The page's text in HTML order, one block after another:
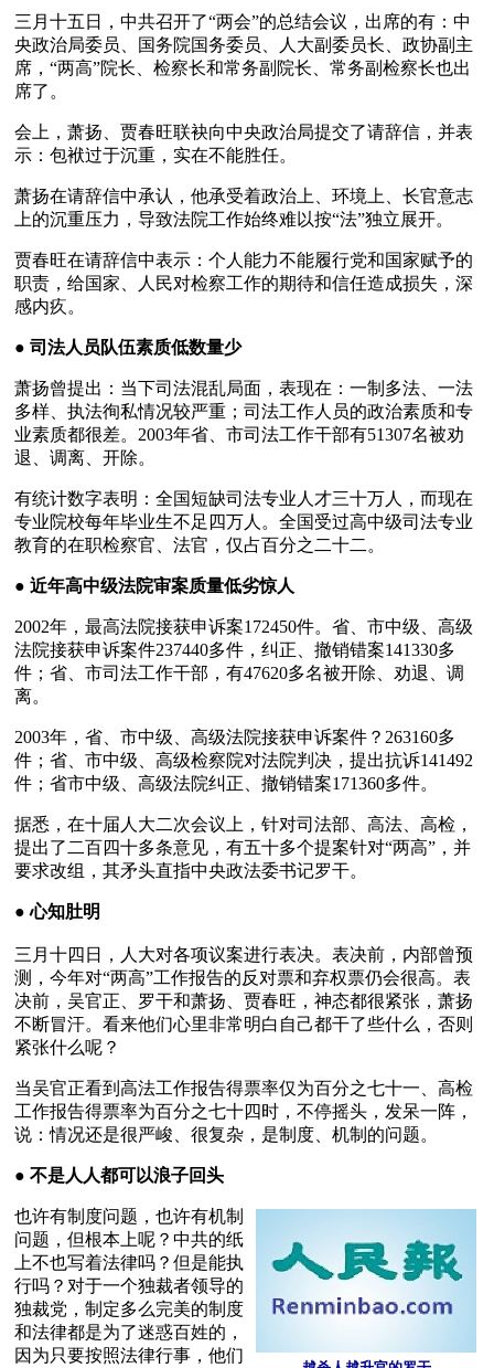
三月十五日，中共召开了“两会”的总结会议，出席的有：中
央政治局委员、国务院国务委员、人大副委员长、政协副主
席，“两高”院长、检察长和常务副院长、常务副检察长也出
席了。
会上，萧扬、贾春旺联袂向中央政治局提交了请辞信，并表
示：包袱过于沉重，实在不能胜任。
萧扬在请辞信中承认，他承受着政治上、环境上、长官意志
上的沉重压力，导致法院工作始终难以按“法”独立展开。
贾春旺在请辞信中表示：个人能力不能履行党和国家赋予的
职责，给国家、人民对检察工作的期待和信任造成损失，深
感内疚。
● 司法人员队伍素质低数量少
萧扬曾提出：当下司法混乱局面，表现在：一制多法、一法
多样、执法徇私情况较严重；司法工作人员的政治素质和专
业素质都很差。2003年省、市司法工作干部有51307名被劝
退、调离、开除。
有统计数字表明：全国短缺司法专业人才三十万人，而现在
专业院校每年毕业生不足四万人。全国受过高中级司法专业
教育的在职检察官、法官，仅占百分之二十二。
● 近年高中级法院审案质量低劣惊人
2002年，最高法院接获申诉案172450件。省、市中级、高级
法院接获申诉案件237440多件，纠正、撤销错案141330多
件；省、市司法工作干部，有47620多名被开除、劝退、调
离。
2003年，省、市中级、高级法院接获申诉案件？263160多
件；省、市中级、高级检察院对法院判决，提出抗诉141492
件；省市中级、高级法院纠正、撤销错案171360多件。
据悉，在十届人大二次会议上，针对司法部、高法、高检，
提出了二百四十多条意见，有五十多个提案针对“两高”，并
要求改组，其矛头直指中央政法委书记罗干。
● 心知肚明
三月十四日，人大对各项议案进行表决。表决前，内部曾预
测，今年对“两高”工作报告的反对票和弃权票仍会很高。表
决前，吴官正、罗干和萧扬、贾春旺，神态都很紧张，萧扬
不断冒汗。看来他们心里非常明白自己都干了些什么，否则
紧张什么呢？
当吴官正看到高法工作报告得票率仅为百分之七十一、高检
工作报告得票率为百分之七十四时，不停摇头，发呆一阵，
说：情况还是很严峻、很复杂，是制度、机制的问题。
● 不是人人都可以浪子回头
也许有制度问题，也许有机制
问题，但根本上呢？中共的纸
上不也写着法律吗？但是能执
行吗？对于一个独裁者领导的
独裁党，制定多么完美的制度
和法律都是为了迷惑百姓的，
因为只要按照法律行事，他们